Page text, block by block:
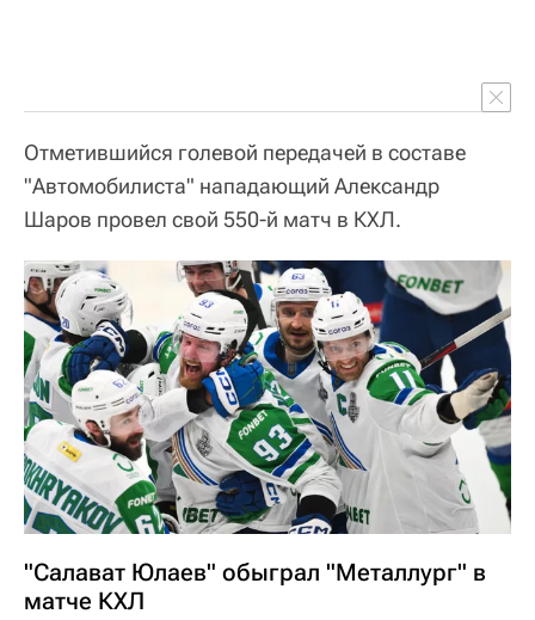
Отметившийся голевой передачей в составе
"Автомобилиста" нападающий Александр
Шаров провел свой 550-й матч в КХЛ.
"Салават Юлаев" обыграл "Металлург" в
матче КХЛ